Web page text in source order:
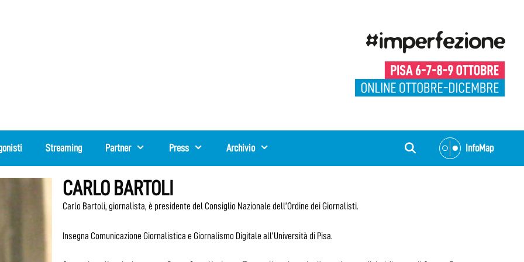
Streaming Partner Press Archivio InfoMap
CARLO BARTOLI
Carlo Bartoli, giornalista, è presidente del Consiglio Nazionale dell’Ordine dei Giornalisti.
Insegna Comunicazione Giornalistica e Giornalismo Digitale all’Università di Pisa.